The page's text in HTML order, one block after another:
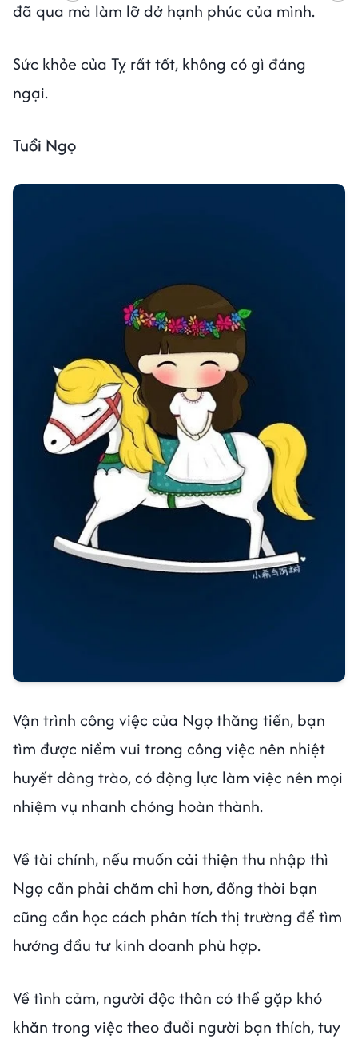
đã qua mà làm lỡ dở hạnh phúc của mình.
Sức khỏe của Tỵ rất tốt, không có gì đáng
ngại.
Tuổi Ngọ
Vận trình công việc của Ngọ thăng tiến, bạn
tìm được niềm vui trong công việc nên nhiệt
huyết dâng trào, có động lực làm việc nên mọi
nhiệm vụ nhanh chóng hoàn thành.
Về tài chính, nếu muốn cải thiện thu nhập thì
Ngọ cần phải chăm chỉ hơn, đồng thời bạn
cũng cần học cách phân tích thị trường để tìm
hướng đầu tư kinh doanh phù hợp.
Về tình cảm, người độc thân có thể gặp khó
khăn trong việc theo đuổi người bạn thích, tuy